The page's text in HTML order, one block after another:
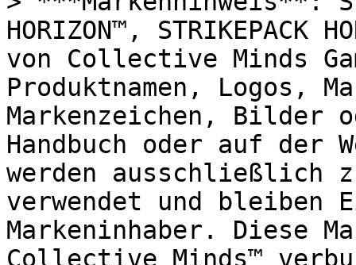
HORIZON™, STRIKEPACK
von Collective Minds
Produktnamen, Logos,
Markenzeichen, Bilder
Handbuch oder auf der
werden ausschließlich
verwendet und bleiben
Markeninhaber. Diese
Collective Minds™